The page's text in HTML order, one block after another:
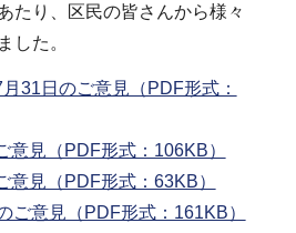
たり、区民の皆さんから様々
した。
31日のご意見（PDF形式：
意見（PDF形式：106KB）
意見（PDF形式：63KB）
ご意見（PDF形式：161KB）